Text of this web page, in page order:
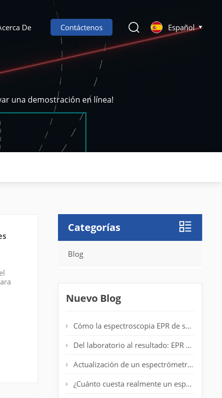
De Contáctenos Español
una demostración en línea!
Categorías
Blog
Nuevo Blog
Cómo la espectroscopia EPR de sobremesa mejora la detección de radicales en laboratorios de polímeros
Del laboratorio al resultado: EPR de escritorio para análisis de centrifugado en tiempo real
Actualización de un espectrómetro EPR antiguo: prolongación de la vida útil del sistema sin un nuevo imán
¿Cuánto cuesta realmente un espectrómetro EPR de nivel básico?